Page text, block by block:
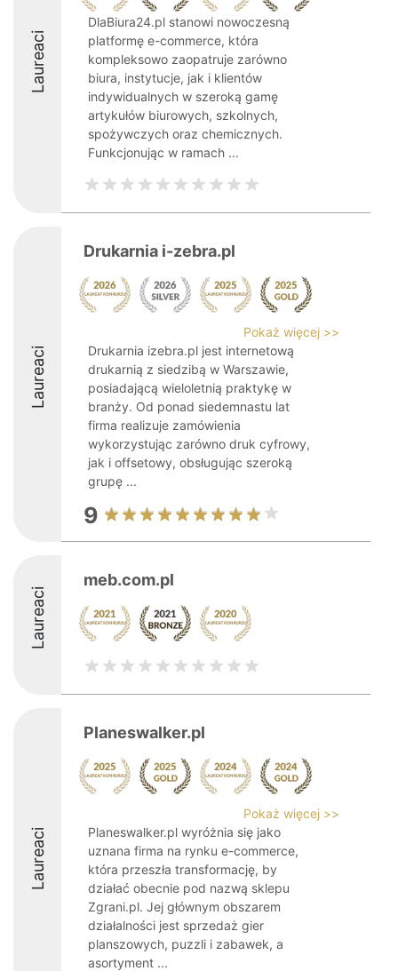
Laureaci
DlaBiura24.pl stanowi nowoczesną
platformę e-commerce, która
kompleksowo zaopatruje zarówno
biura, instytucje, jak i klientów
indywidualnych w szeroką gamę
artykułów biurowych, szkolnych,
spożywczych oraz chemicznych.
Funkcjonując w ramach ...
Laureaci
Drukarnia i-zebra.pl
Pokaż więcej >>
Drukarnia izebra.pl jest internetową
drukarnią z siedzibą w Warszawie,
posiadającą wieloletnią praktykę w
branży. Od ponad siedemnastu lat
firma realizuje zamówienia
wykorzystując zarówno druk cyfrowy,
jak i offsetowy, obsługując szeroką
grupę ...
9
Laureaci
meb.com.pl
Laureaci
Planeswalker.pl
Pokaż więcej >>
Planeswalker.pl wyróżnia się jako
uznana firma na rynku e-commerce,
która przeszła transformację, by
działać obecnie pod nazwą sklepu
Zgrani.pl. Jej głównym obszarem
działalności jest sprzedaż gier
planszowych, puzzli i zabawek, a
asortyment ...